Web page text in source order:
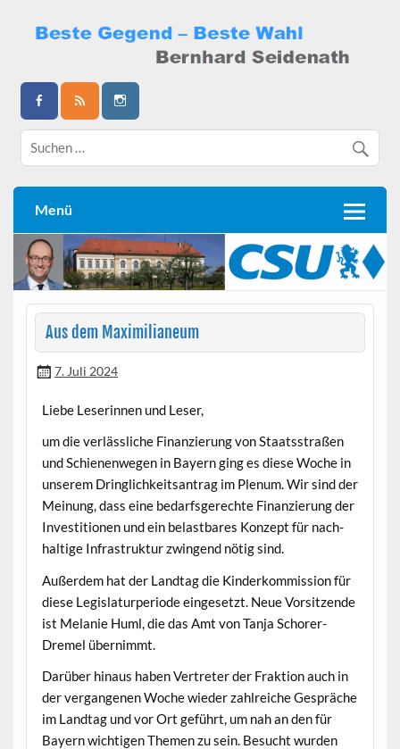
content
Bernhard Seidenath
Menü
Aus dem Maximilianeum
7. Juli 2024
‌Liebe Leserin­nen und Leser,
um die ver­lässliche Finanzierung von Staatsstraßen
und Schienen­we­gen in Bay­ern ging es diese Woche in
unserem Dringlichkeit­santrag im Plenum. Wir sind der
Mei­n­ung, dass eine bedarf­s­gerechte Finanzierung der
Investi­tio­nen und ein belast­bares Konzept für nach­
haltige Infra­struk­tur zwin­gend nötig sind.
Außer­dem hat der Land­tag die Kinderkom­mis­sion für
diese Leg­is­laturpe­ri­ode einge­set­zt. Neue Vor­sitzende
ist Melanie Huml, die das Amt von Tan­ja Schor­er-
Dremel übernimmt.
Darüber hin­aus haben Vertreter der Frak­tion auch in
der ver­gan­genen Woche wieder zahlre­iche Gespräche
im Land­tag und vor Ort geführt, um nah an den für
Bay­ern wichti­gen The­men zu sein. Besucht wur­den